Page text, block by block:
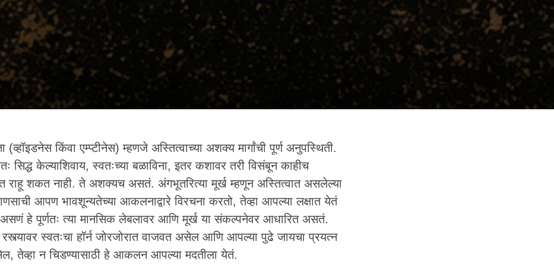
(व्हॉइडनेस किंवा एम्प्टीनेस) म्हणजे अस्तित्वाच्या अशक्य मार्गांची पूर्ण अनुपस्थिती.
सिद्ध केल्याशिवाय, स्वतःच्या बळाविना, इतर कशावर तरी विसंबून काहीच
राहू शकत नाही. ते अशक्यच असतं. अंगभूतरित्या मूर्ख म्हणून अस्तित्वात असलेल्या
आपण भावशून्यतेच्या आकलनाद्वारे विरचना करतो, तेव्हा आपल्या लक्षात येतं
हे पूर्णतः त्या मानसिक लेबलावर आणि मूर्ख या संकल्पनेवर आधारित असतं.
रस्त्यावर स्वतःचा हॉर्न जोरजोरात वाजवत असेल आणि आपल्या पुढे जायचा प्रयत्न
तेव्हा न चिडण्यासाठी हे आकलन आपल्या मदतीला येतं.